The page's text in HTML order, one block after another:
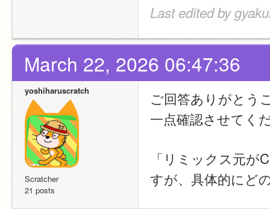
Last edited by
March 22, 2026 06:47:36
yoshiharuscratch
Scratcher
21 posts
ご回答ありがとう
一点確認させてく
「リミックス元
すが、具体的にど